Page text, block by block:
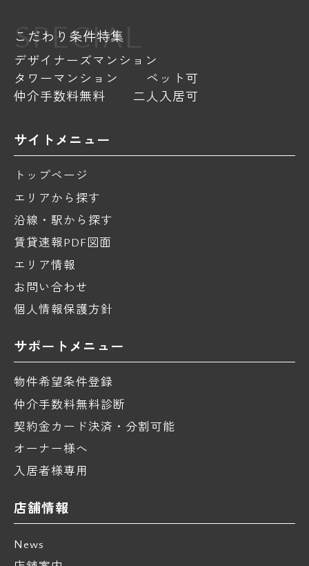
SPECIAL
こだわり条件特集
デザイナーズマンション
タワーマンション
ペット可
仲介手数料無料
二人入居可
サイトメニュー
トップページ
エリアから探す
沿線・駅から探す
賃貸速報PDF図面
エリア情報
お問い合わせ
個人情報保護方針
サポートメニュー
物件希望条件登録
仲介手数料無料診断
契約金カード決済・分割可能
オーナー様へ
入居者様専用
店舗情報
News